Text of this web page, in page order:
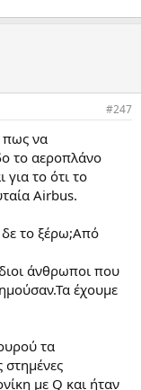
#247
πως να
το αεροπλάνο
για το ότι το
Airbus.
δε το ξέρω;Από
άνθρωποι που
έχουμε
τα
στημένες
με Q και ήταν